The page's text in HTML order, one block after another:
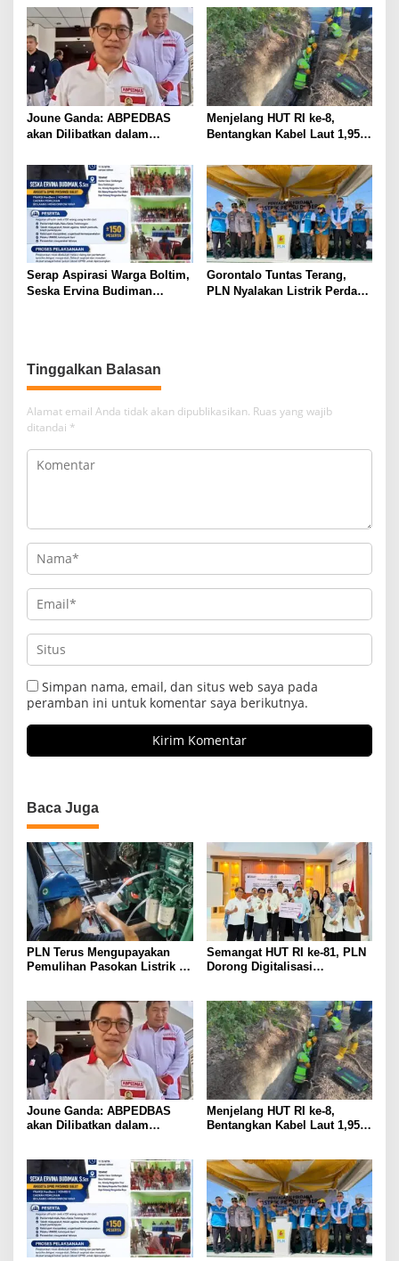
Palu Lewat Program TJSL
Joune Ganda: ABPEDBAS
akan Dilibatkan dalam
2026
Menjelang HUT RI ke-8,
Bentangkan Kabel Laut 1,95
Perdana di Pulau Dudepo dan
Tuntaskan 100 Persen Rasio
Desa Berlistrik Provinsi
Gorontalo
Serap Aspirasi Warga Boltim,
Seska Ervina Budiman
Gorontalo Tuntas Terang,
PLN Nyalakan Listrik Perdana
Tinggalkan Balasan
Alamat email Anda tidak akan dipublikasikan. Ruas yang wajib
ditandai *
Simpan nama, email, dan situs web saya pada
peramban ini untuk komentar saya berikutnya.
Baca Juga
PLN Terus Mengupayakan
Pemulihan Pasokan Listrik di
Semangat HUT RI ke-81, PLN
Dorong Digitalisasi
Joune Ganda: ABPEDBAS
akan Dilibatkan dalam
Menjelang HUT RI ke-8,
Bentangkan Kabel Laut 1,95
Tuntaskan 100 Persen Rasio
Desa Berlistrik Provinsi
Gorontalo